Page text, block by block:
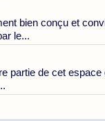
bien conçu et
le...
partie de cet